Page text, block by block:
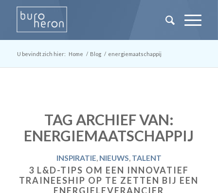
U bevindt zich hier: Home / Blog / energiemaatschappij
TAG ARCHIEF VAN:
ENERGIEMAATSCHAPPIJ
INSPIRATIE, NIEUWS, TALENT
3 L&D-TIPS OM EEN INNOVATIEF
TRAINEESHIP OP TE ZETTEN BIJ EEN
ENERGIELEVERANCIER